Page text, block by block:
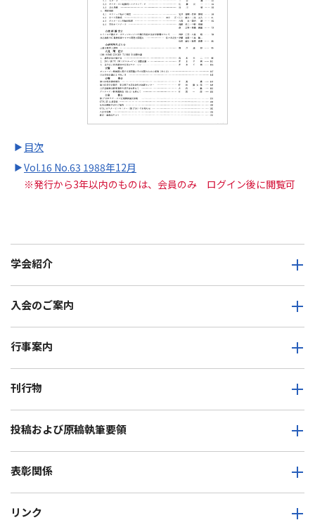
→ 目次
→Vol.16 No.63 1988年12月
※発行から3年以内のものは、会員のみ ログイン後に閲覧可
学会紹介
入会のご案内
行事案内
刊行物
投稿および原稿執筆要領
表彰関係
リンク